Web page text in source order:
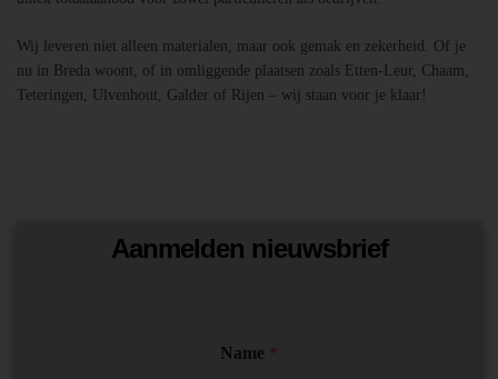
Wij leveren niet alleen materialen, maar ook gemak en zekerheid. Of je
nu in Breda woont, of in omliggende plaatsen zoals Etten-Leur, Chaam,
Teteringen, Ulvenhout, Galder of Rijen – wij staan voor je klaar!
Aanmelden nieuwsbrief
Name